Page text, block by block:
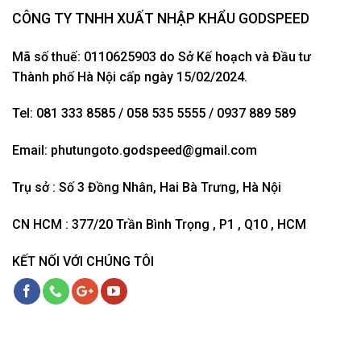
CÔNG TY TNHH XUẤT NHẬP KHẨU GODSPEED
Mã số thuế: 0110625903 do Sở Kế hoạch và Đầu tư
Thành phố Hà Nội cấp ngày 15/02/2024.
Tel: 081 333 8585 / 058 535 5555 / 0937 889 589
Email: phutungoto.godspeed@gmail.com
Trụ sở : Số 3 Đồng Nhân, Hai Bà Trưng, Hà Nội
CN HCM : 377/20 Trần Bình Trọng , P1 , Q10 , HCM
KẾT NỐI VỚI CHÚNG TÔI